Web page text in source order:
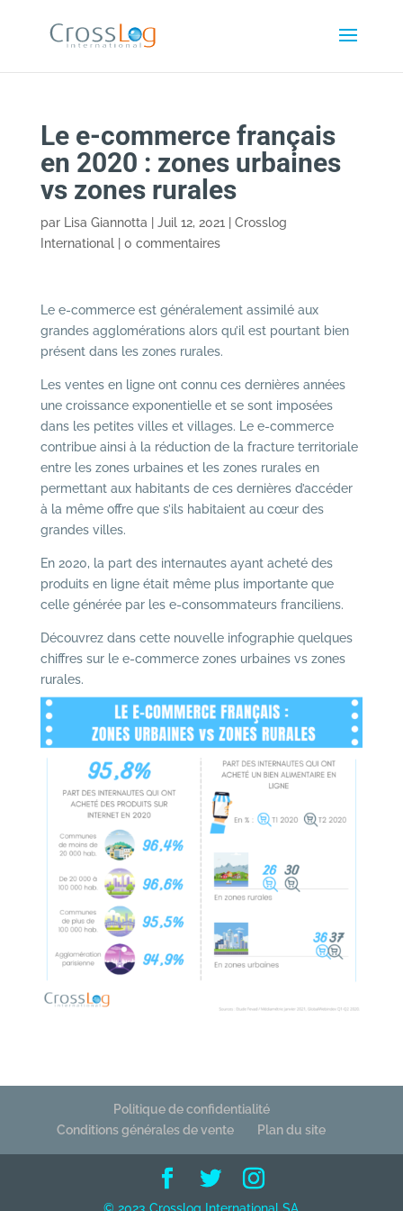
Le e-commerce français
en 2020 : zones urbaines
vs zones rurales
par Lisa Giannotta Juil 12, 2021
Crosslog
International| 0 commentaires
Le e-commerce est généralement assimilé aux
grandes agglomérations alors qu’il est pourtant bien
présent dans les zones rurales.
Les ventes en ligne ont connu ces dernières années
une croissance exponentielle et se sont imposées
dans les petites villes et villages. Le e-commerce
contribue ainsi à la réduction de la fracture territoriale
entre les zones urbaines et les zones rurales en
permettant aux habitants de ces dernières d’accéder
à la même offre que s’ils habitaient au cœur des
grandes villes.
En 2020, la part des internautes ayant acheté des
produits en ligne était même plus importante que
celle générée par les e-consommateurs franciliens.
Découvrez dans cette nouvelle infographie quelques
chiffres sur le e-commerce zones urbaines vs zones
rurales.
Politique de confidentialité
Conditions générales de vente
Plan du site